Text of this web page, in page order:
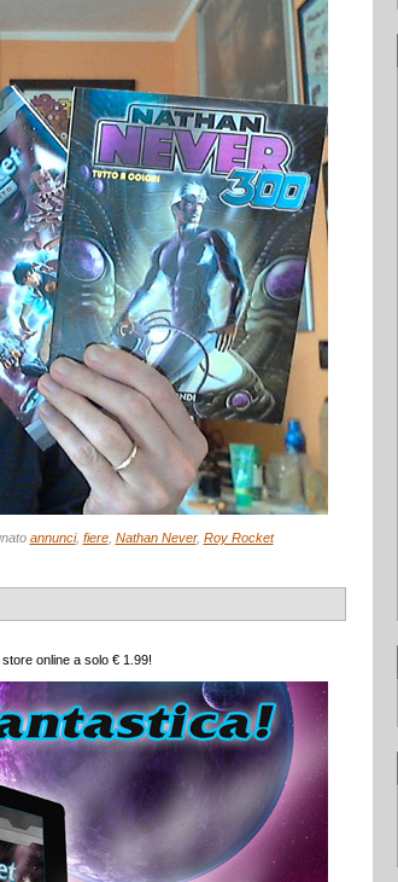
annunci, fiere, Nathan Never, Roy Rocket
online a solo € 1.99!